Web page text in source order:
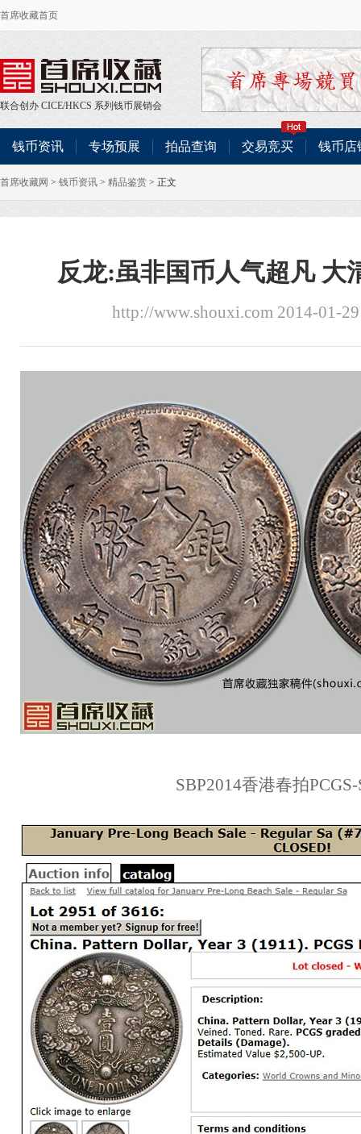
首席收藏首页
联合创办 CICE/HKCS 系列钱币展销会
钱币资讯 专场预展 拍品查询 交易竞买 钱币店
首席收藏网 > 钱币资讯 > 精品鉴赏 > 正文
反龙:虽非国币人气超凡 大
http://www.shouxi.com 2014-01-
SBP2014香港春拍